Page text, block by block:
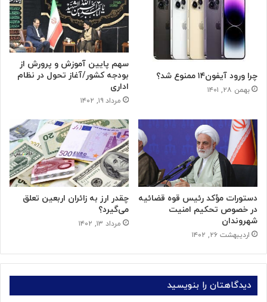
چرا ورود آیفون۱۴ ممنوع شد؟
بهمن ۲۸, ۱۴۰۱
سهم پایین آموزش و پرورش از
بودجه کشور/آغاز تحول در نظام
اداری
مرداد ۱۹, ۱۴۰۲
دستورات مؤکد رئیس قوه قضائیه
در خصوص تحکیم امنیت
شهروندان
اردیبهشت ۲۶, ۱۴۰۲
چقدر ارز به زائران اربعین تعلق
می‌گیرد؟
مرداد ۱۳, ۱۴۰۲
دیدگاهتان را بنویسید